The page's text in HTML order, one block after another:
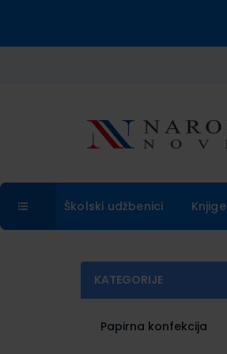
Školski udžbenici Knjige
KATEGORIJE
Papirna konfekcija